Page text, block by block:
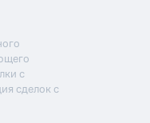
с
сделок с